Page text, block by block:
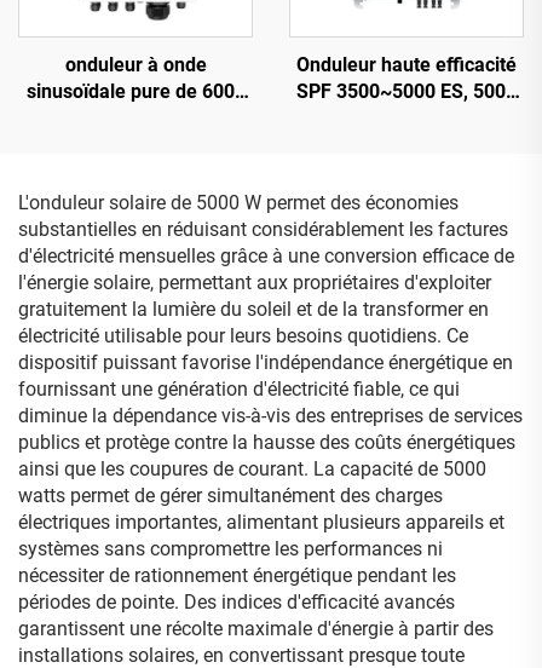
onduleur à onde
sinusoïdale pure de 6000
Onduleur haute efficacité
SPF 3500~5000 ES, 5000
L'onduleur solaire de 5000 W permet des économies
substantielles en réduisant considérablement les factures
d'électricité mensuelles grâce à une conversion efficace de
l'énergie solaire, permettant aux propriétaires d'exploiter
gratuitement la lumière du soleil et de la transformer en
électricité utilisable pour leurs besoins quotidiens. Ce
dispositif puissant favorise l'indépendance énergétique en
fournissant une génération d'électricité fiable, ce qui
diminue la dépendance vis-à-vis des entreprises de services
publics et protège contre la hausse des coûts énergétiques
ainsi que les coupures de courant. La capacité de 5000
watts permet de gérer simultanément des charges
électriques importantes, alimentant plusieurs appareils et
systèmes sans compromettre les performances ni
nécessiter de rationnement énergétique pendant les
périodes de pointe. Des indices d'efficacité avancés
garantissent une récolte maximale d'énergie à partir des
installations solaires, en convertissant presque toute